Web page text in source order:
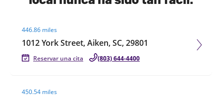
446.86 miles
1012 York Street, Aiken, SC, 29801
Reservar una cita (803) 644-4400
450.54 miles